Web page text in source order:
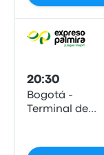
20:30
Bogotá -
Terminal de